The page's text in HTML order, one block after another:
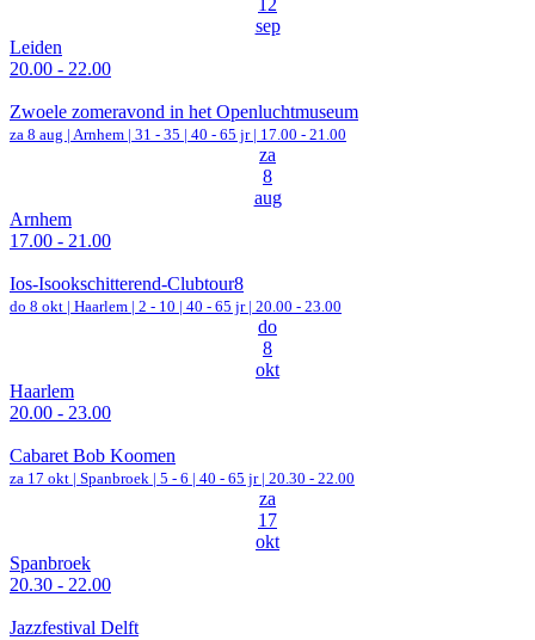
12
sep
Leiden
20.00 - 22.00
Zwoele zomeravond in het Openluchtmuseum
za 8 aug | Arnhem | 31 - 35 | 40 - 65 jr | 17.00 - 21.00
za
8
aug
Arnhem
17.00 - 21.00
Ios-Isookschitterend-Clubtour8
do 8 okt | Haarlem | 2 - 10 | 40 - 65 jr | 20.00 - 23.00
do
8
okt
Haarlem
20.00 - 23.00
Cabaret Bob Koomen
za 17 okt | Spanbroek | 5 - 6 | 40 - 65 jr | 20.30 - 22.00
za
17
okt
Spanbroek
20.30 - 22.00
Jazzfestival Delft